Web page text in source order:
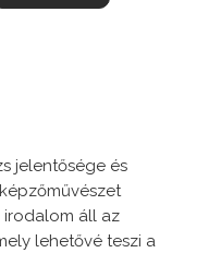
jelentősége és
irodalom áll az
lehetővé teszi a